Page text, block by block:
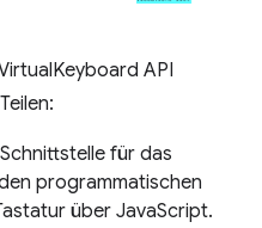
API
für das
programmatischen
über JavaScript.